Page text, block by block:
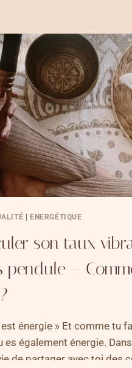
| ENERGÉTIQUE
son taux
pendule –
est énergie » Et comme tu
es également énergie.
de partager avec toi des